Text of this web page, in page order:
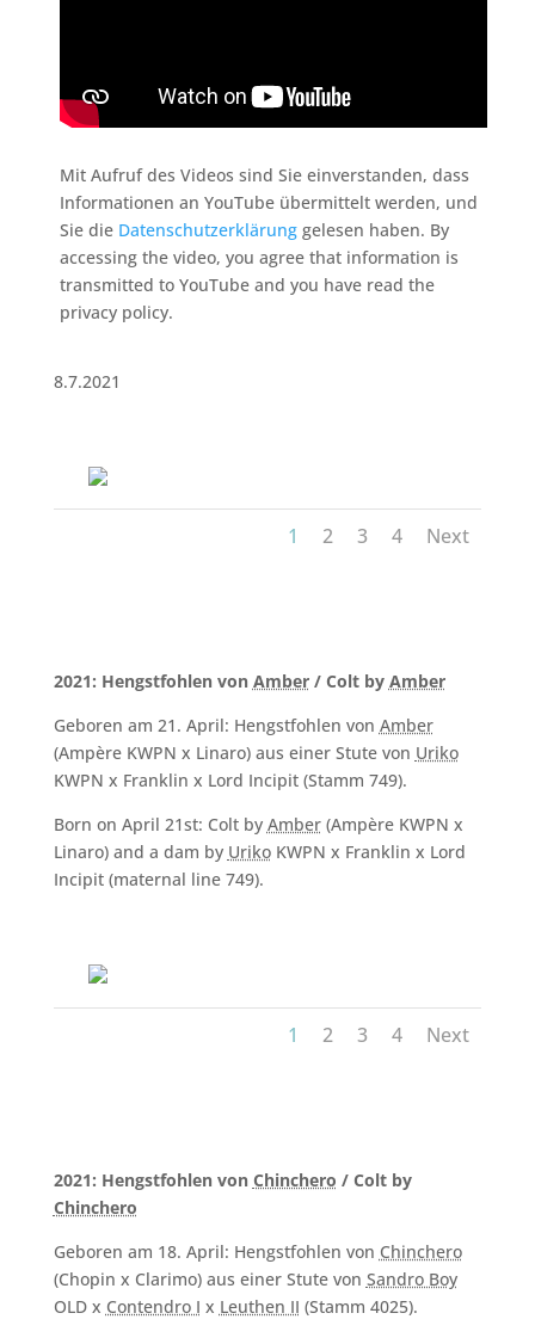
Mit Aufruf des Videos sind Sie einverstanden, dass
Informationen an YouTube übermittelt werden, und
Sie die Datenschutzerklärunggelesen haben. By
accessing the video, you agree that information is
transmitted to YouTube and you have read the
privacy policy.
8.7.2021
1 2 3 4 Next
2021: Hengstfohlen von Amber/ Colt by Amber
Geboren am 21. April: Hengstfohlen von Amber
(Ampère KWPN x Linaro) aus einer Stute von Uriko
KWPN x Franklin x Lord Incipit (Stamm 749).
Born on April 21st: Colt by Amber(Ampère KWPN x
Linaro) and a dam by UrikoKWPN x Franklin x Lord
Incipit (maternal line 749).
1 2 3 4 Next
2021: Hengstfohlen von Chinchero / Colt by
Chinchero
Geboren am 18. April: Hengstfohlen von Chinchero
(Chopin x Clarimo) aus einer Stute von Sandro Boy
OLD x Contendro I x Leuthen II (Stamm 4025).